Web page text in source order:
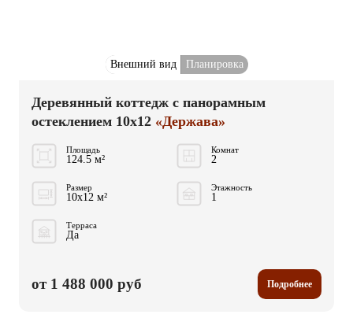
Внешний вид Планировка
Деревянный коттедж с панорамным
остеклением 10x12 «Держава»
Площадь
124.5 м²
Комнат
2
Размер
10x12 м²
Этажность
1
Терраса
Да
от 1 488 000 руб Подробнее